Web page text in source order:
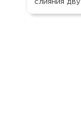
слияния